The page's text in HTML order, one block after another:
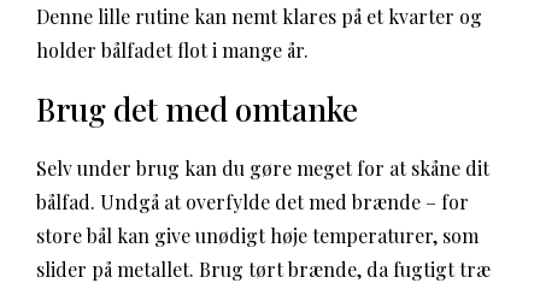
Denne lille rutine kan nemt klares på et kvarter og
holder bålfadet flot i mange år.
Brug det med omtanke
Selv under brug kan du gøre meget for at skåne dit
bålfad. Undgå at overfylde det med brænde – for
store bål kan give unødigt høje temperaturer, som
slider på metallet. Brug tørt brænde, da fugtigt træ